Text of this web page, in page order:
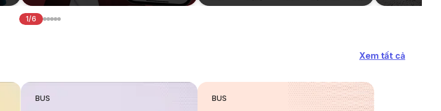
1/6
Xem tất cả
BUS BUS